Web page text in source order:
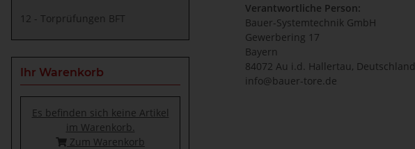
Verantwortliche Person:
Bauer-Systemtechnik GmbH
Gewerbering 17
Bayern
84072 Au i.d. Hallertau, Deutschland
info@bauer-tore.de
12 - Torprüfungen BFT
Ihr Warenkorb
Es befinden sich keine Artikel
im Warenkorb.
Zum Warenkorb